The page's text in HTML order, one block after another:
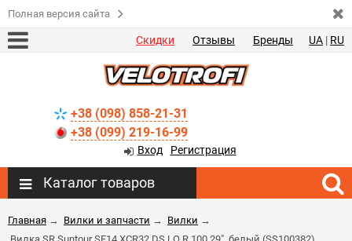
Полная версия сайта
Скидки Отзывы Бренды UA | RU
+38 (098) 858-21-31
+38 (099) 219-16-99
Вход Регистрация
Каталог товаров
Главная → Вилки и запчасти → Вилки →